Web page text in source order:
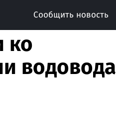
Сообщить новость
ко
водовода